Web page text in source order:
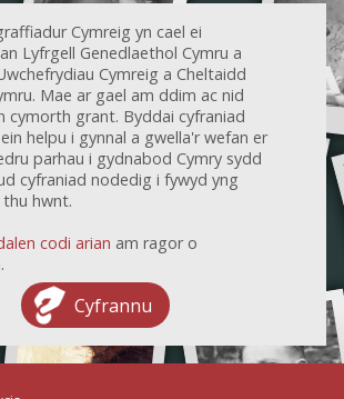
Cymreig yn cael ei
Lyfrgell Genedlaethol Cymru a
Cymreig a Cheltaidd
Mae ar gael am ddim ac nid
cymorth grant. Byddai cyfraniad
helpu i gynnal a gwella'r wefan er
parhau i gydnabod Cymry sydd
cyfraniad nodedig i fywyd yng
hwnt.
codi arian am ragor o
Cyfrannu